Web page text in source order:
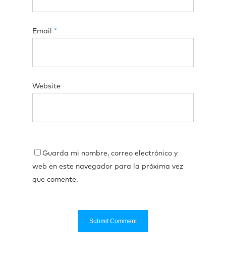
Email *
Website
Guarda mi nombre, correo electrónico y
web en este navegador para la próxima vez
que comente.